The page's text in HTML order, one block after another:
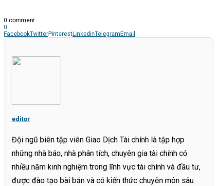
0 comment
0
FacebookTwitterPinterestLinkedinTelegramEmail
editor
Đội ngũ biên tập viên Giao Dịch Tài chính là tập hợp
những nhà báo, nhà phân tích, chuyên gia tài chính có
nhiều năm kinh nghiệm trong lĩnh vực tài chính và đầu tư,
được đào tạo bài bản và có kiến thức chuyên môn sâu